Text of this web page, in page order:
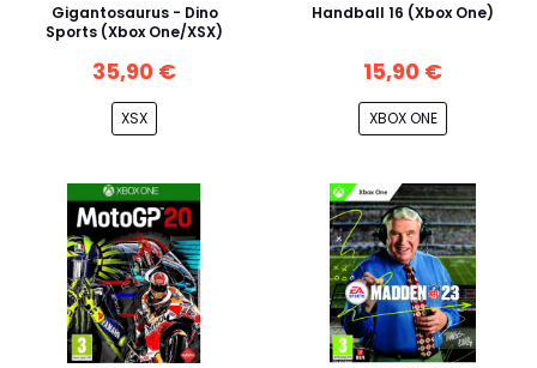
Gigantosaurus - Dino
Sports (Xbox One/XSX)
35,90 €
XSX
Handball 16 (Xbox One)
15,90 €
XBOX ONE